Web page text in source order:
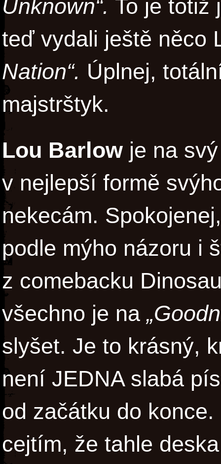
Unknown“. To je totiž
teď vydali ještě něco
Nation“. Úplnej,
majstrštyk.
Lou Barlow je na
v nejlepší formě
nekecám.
podle mýho názoru i
z comebacku
všechno je na
slyšet. Je to krásný,
není JEDNA slabá
od začátku do
cejtím, že tahle